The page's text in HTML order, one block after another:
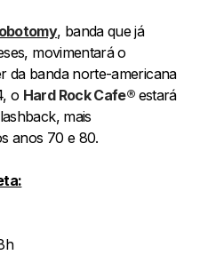
, banda que já
movimentará o
da banda norte-americana
o Hard Rock Cafe® estará
mais
anos 70 e 80.